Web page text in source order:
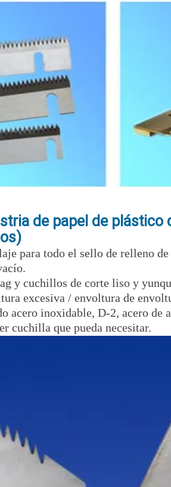
de papel de plástico
para todo el sello de relleno
y cuchillos de corte liso y
excesiva / envoltura de
acero inoxidable, D-2, acero de
cuchilla que pueda necesitar.